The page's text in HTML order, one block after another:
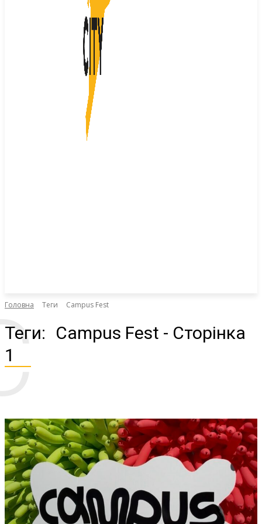
Головна Теги Campus Fest
Теги: Campus Fest - Сторінка
1